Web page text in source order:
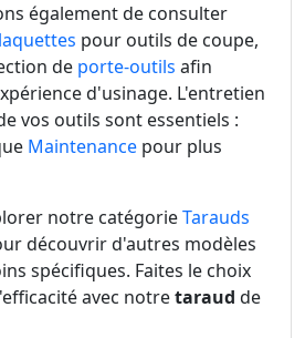
également de consulter
pour outils de coupe,
de porte-outils afin
d'usinage. L'entretien
vos outils sont essentiels :
Maintenance pour plus
notre catégorieTarauds
découvrir d'autres modèles
spécifiques. Faites le choix
avec notretaraud de